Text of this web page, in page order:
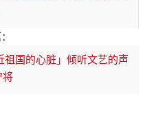
国的心脏」倾听文艺的声
将